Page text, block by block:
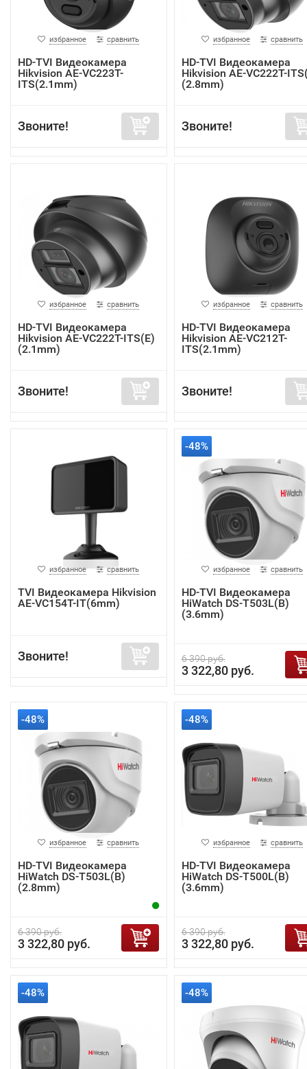
избранное сравнить
HD-TVI Видеокамера
Hikvision AE-VC223T-
ITS(2.1mm)
Звоните!
избранное сравнить
HD-TVI Видеокамера
Hikvision AE-VC222T-
(2.8mm)
Звоните!
избранное сравнить
HD-TVI Видеокамера
Hikvision AE-VC222T-ITS(E)
(2.1mm)
Звоните!
избранное сравнить
HD-TVI Видеокамера
Hikvision AE-VC212T-
ITS(2.1mm)
Звоните!
избранное сравнить
TVI Видеокамера Hikvision
AE-VC154T-IT(6mm)
Звоните!
-48%
избранное сравнить
HD-TVI Видеокамера
HiWatch DS-T503L(B)
(3.6mm)
6 390 руб.
3 322,80 руб.
-48%
избранное сравнить
HD-TVI Видеокамера
HiWatch DS-T503L(B)
(2.8mm)
6 390 руб.
3 322,80 руб.
-48%
избранное сравнить
HD-TVI Видеокамера
HiWatch DS-T500L(B)
(3.6mm)
6 390 руб.
3 322,80 руб.
-48% -48%